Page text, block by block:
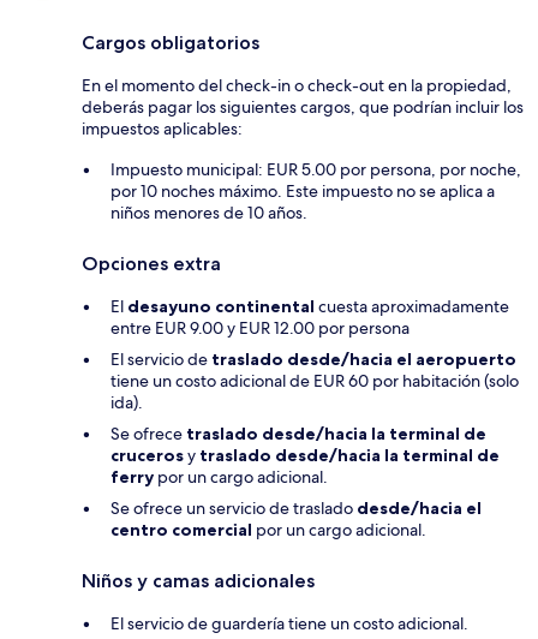
Cargos obligatorios
En el momento del check-in o check-out en la propiedad,
deberás pagar los siguientes cargos, que podrían incluir los
impuestos aplicables:
Impuesto municipal: EUR 5.00 por persona, por noche,
por 10 noches máximo. Este impuesto no se aplica a
niños menores de 10 años.
Opciones extra
El desayuno continental cuesta aproximadamente
entre EUR 9.00 y EUR 12.00 por persona
El servicio de traslado desde/hacia el aeropuerto
tiene un costo adicional de EUR 60 por habitación (solo
ida).
Se ofrece traslado desde/hacia la terminal de
crucerosy traslado desde/hacia la terminal de
ferry por un cargo adicional.
Se ofrece un servicio de traslado desde/hacia el
centro comercial por un cargo adicional.
Niños y camas adicionales
El servicio de guardería tiene un costo adicional.